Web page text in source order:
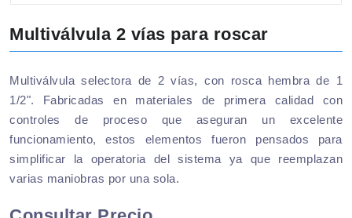
Multiválvula 2 vías para roscar
Multiválvula selectora de 2 vías, con rosca hembra de 1
1/2". Fabricadas en materiales de primera calidad con
controles de proceso que aseguran un excelente
funcionamiento, estos elementos fueron pensados para
simplificar la operatoria del sistema ya que reemplazan
varias maniobras por una sola.